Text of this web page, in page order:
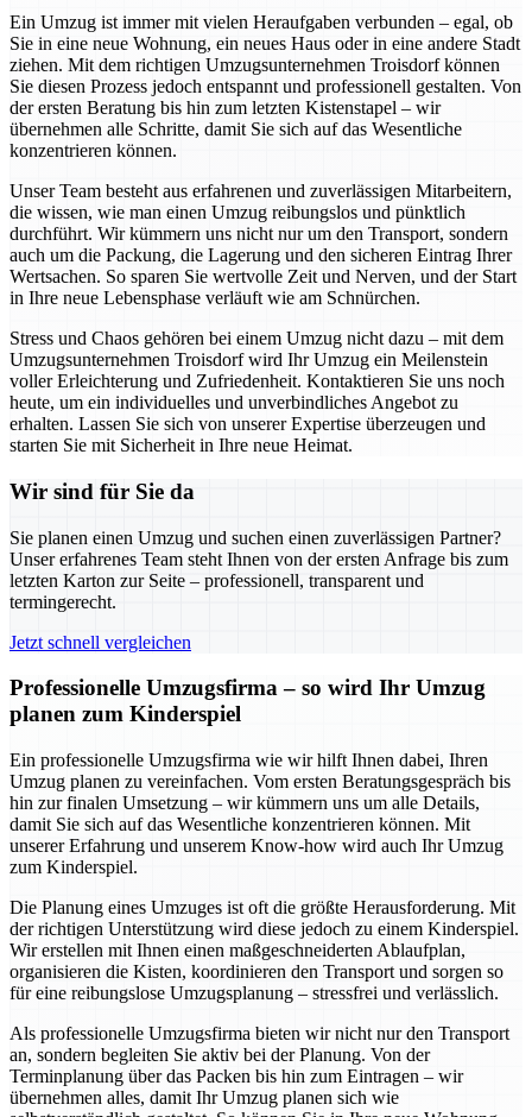
Ein Umzug ist immer mit vielen Heraufgaben verbunden – egal, ob
Sie in eine neue Wohnung, ein neues Haus oder in eine andere Stadt
ziehen. Mit dem richtigen Umzugsunternehmen Troisdorf können
Sie diesen Prozess jedoch entspannt und professionell gestalten. Von
der ersten Beratung bis hin zum letzten Kistenstapel – wir
übernehmen alle Schritte, damit Sie sich auf das Wesentliche
konzentrieren können.
Unser Team besteht aus erfahrenen und zuverlässigen Mitarbeitern,
die wissen, wie man einen Umzug reibungslos und pünktlich
durchführt. Wir kümmern uns nicht nur um den Transport, sondern
auch um die Packung, die Lagerung und den sicheren Eintrag Ihrer
Wertsachen. So sparen Sie wertvolle Zeit und Nerven, und der Start
in Ihre neue Lebensphase verläuft wie am Schnürchen.
Stress und Chaos gehören bei einem Umzug nicht dazu – mit dem
Umzugsunternehmen Troisdorf wird Ihr Umzug ein Meilenstein
voller Erleichterung und Zufriedenheit. Kontaktieren Sie uns noch
heute, um ein individuelles und unverbindliches Angebot zu
erhalten. Lassen Sie sich von unserer Expertise überzeugen und
starten Sie mit Sicherheit in Ihre neue Heimat.
Wir sind für Sie da
Sie planen einen Umzug und suchen einen zuverlässigen Partner?
Unser erfahrenes Team steht Ihnen von der ersten Anfrage bis zum
letzten Karton zur Seite – professionell, transparent und
termingerecht.
Jetzt schnell vergleichen
Professionelle Umzugsfirma – so wird Ihr Umzug
planen zum Kinderspiel
Ein professionelle Umzugsfirma wie wir hilft Ihnen dabei, Ihren
Umzug planen zu vereinfachen. Vom ersten Beratungsgespräch bis
hin zur finalen Umsetzung – wir kümmern uns um alle Details,
damit Sie sich auf das Wesentliche konzentrieren können. Mit
unserer Erfahrung und unserem Know-how wird auch Ihr Umzug
zum Kinderspiel.
Die Planung eines Umzuges ist oft die größte Herausforderung. Mit
der richtigen Unterstützung wird diese jedoch zu einem Kinderspiel.
Wir erstellen mit Ihnen einen maßgeschneiderten Ablaufplan,
organisieren die Kisten, koordinieren den Transport und sorgen so
für eine reibungslose Umzugsplanung – stressfrei und verlässlich.
Als professionelle Umzugsfirma bieten wir nicht nur den Transport
an, sondern begleiten Sie aktiv bei der Planung. Von der
Terminplanung über das Packen bis hin zum Eintragen – wir
übernehmen alles, damit Ihr Umzug planen sich wie